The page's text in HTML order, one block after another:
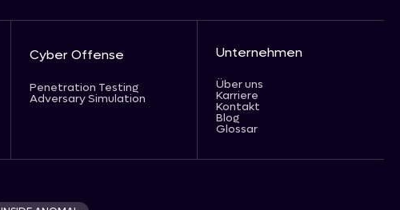
Cyber Offense
Penetration Testing
Adversary Simulation
Unternehmen
Über uns
Karriere
Kontakt
Blog
Glossar